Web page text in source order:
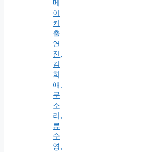
메
이
커
출
연
진,
김
희
애,
문
소
리,
류
수
영,